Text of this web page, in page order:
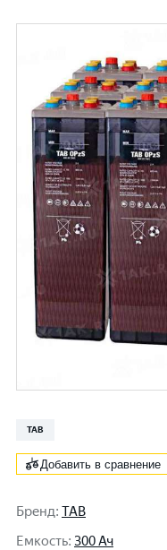
TAB
Добавить в сравнение
Бренд: TAB
Емкость: 300 Ач